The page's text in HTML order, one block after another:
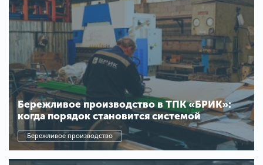
Бережливое производство в ТПК «БРИК»:
когда порядок становится системой
Бережливое производство